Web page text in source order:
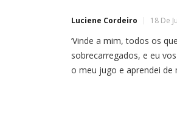
Luciene Cordeiro 18 De
‘Vinde a mim, todos os
sobrecarregados, e eu
o meu jugo e aprendei